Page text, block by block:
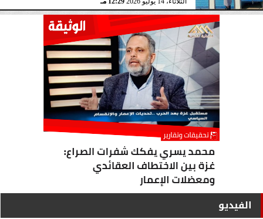
الفيديو